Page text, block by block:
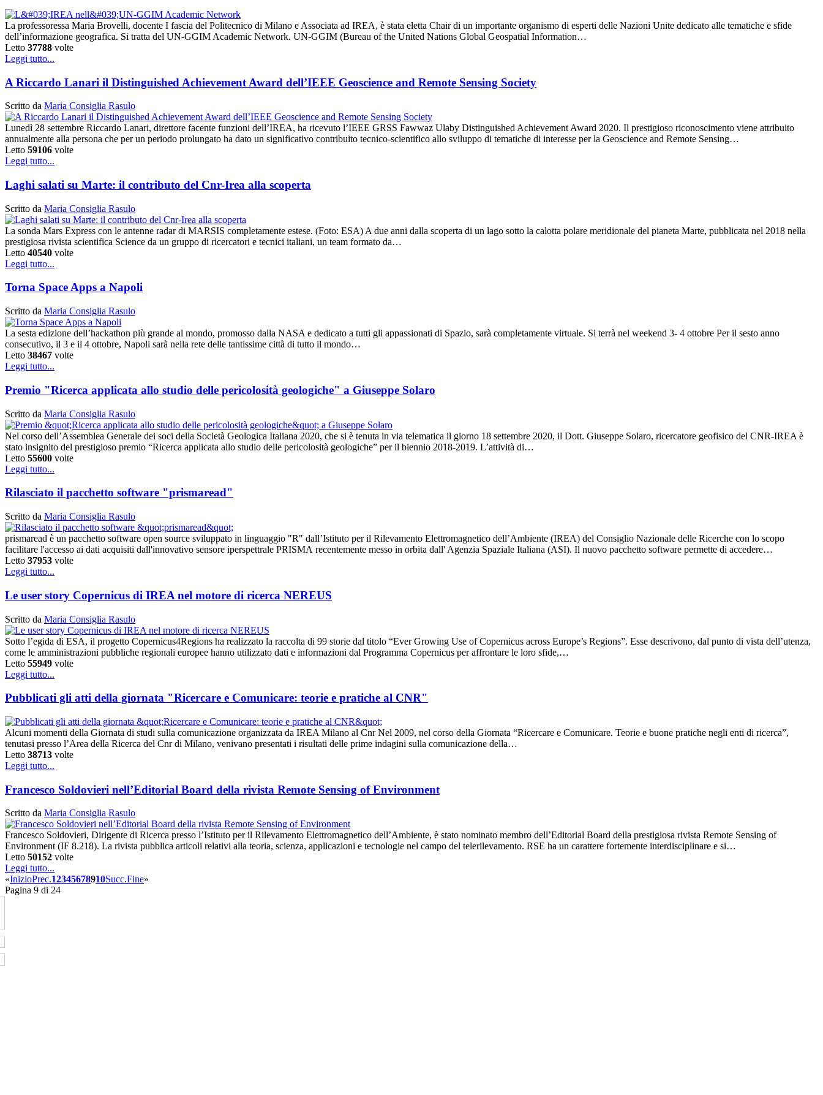
La professoressa Maria Brovelli, docente I fascia del Politecnico di Milano e Associata ad IREA, è stata eletta Chair di un importante organismo di esperti delle Nazioni Unite dedicato alle tematiche e sfide
dell’informazione geografica. Si tratta del UN-GGIM Academic Network. UN-GGIM (Bureau of the United Nations Global Geospatial Information…
Letto 37788 volte
Leggi tutto...
A Riccardo Lanari il Distinguished Achievement Award dell’IEEE Geoscience and Remote Sensing Society
Scritto da Maria Consiglia Rasulo
Lunedì 28 settembre Riccardo Lanari, direttore facente funzioni dell’IREA, ha ricevuto l’IEEE GRSS Fawwaz Ulaby Distinguished Achievement Award 2020. Il prestigioso riconoscimento viene attribuito
annualmente alla persona che per un periodo prolungato ha dato un significativo contribuito tecnico-scientifico allo sviluppo di tematiche di interesse per la Geoscience and Remote Sensing…
Letto 59106 volte
Leggi tutto...
Laghi salati su Marte: il contributo del Cnr-Irea alla scoperta
Scritto da Maria Consiglia Rasulo
La sonda Mars Express con le antenne radar di MARSIS completamente estese. (Foto: ESA) A due anni dalla scoperta di un lago sotto la calotta polare meridionale del pianeta Marte, pubblicata nel 2018 nella
prestigiosa rivista scientifica Science da un gruppo di ricercatori e tecnici italiani, un team formato da…
Letto 40540 volte
Leggi tutto...
Torna Space Apps a Napoli
Scritto da Maria Consiglia Rasulo
La sesta edizione dell’hackathon più grande al mondo, promosso dalla NASA e dedicato a tutti gli appassionati di Spazio, sarà completamente virtuale. Si terrà nel weekend 3- 4 ottobre Per il sesto anno
consecutivo, il 3 e il 4 ottobre, Napoli sarà nella rete delle tantissime città di tutto il mondo…
Letto 38467 volte
Leggi tutto...
Premio "Ricerca applicata allo studio delle pericolosità geologiche" a Giuseppe Solaro
Scritto da Maria Consiglia Rasulo
Nel corso dell’Assemblea Generale dei soci della Società Geologica Italiana 2020, che si è tenuta in via telematica il giorno 18 settembre 2020, il Dott. Giuseppe Solaro, ricercatore geofisico del CNR-IREA è
stato insignito del prestigioso premio “Ricerca applicata allo studio delle pericolosità geologiche” per il biennio 2018-2019. L’attività di…
Letto 55600 volte
Leggi tutto...
Rilasciato il pacchetto software "prismaread"
Scritto da Maria Consiglia Rasulo
prismaread è un pacchetto software open source sviluppato in linguaggio "R" dall’Istituto per il Rilevamento Elettromagnetico dell’Ambiente (IREA) del Consiglio Nazionale delle Ricerche con lo scopo
facilitare l'accesso ai dati acquisiti dall'innovativo sensore iperspettrale PRISMA recentemente messo in orbita dall' Agenzia Spaziale Italiana (ASI). Il nuovo pacchetto software permette di accedere…
Letto 37953 volte
Leggi tutto...
Le user story Copernicus di IREA nel motore di ricerca NEREUS
Scritto da Maria Consiglia Rasulo
Sotto l’egida di ESA, il progetto Copernicus4Regions ha realizzato la raccolta di 99 storie dal titolo “Ever Growing Use of Copernicus across Europe’s Regions”. Esse descrivono, dal punto di vista dell’utenza,
come le amministrazioni pubbliche regionali europee hanno utilizzato dati e informazioni dal Programma Copernicus per affrontare le loro sfide,…
Letto 55949 volte
Leggi tutto...
Pubblicati gli atti della giornata "Ricercare e Comunicare: teorie e pratiche al CNR"
Alcuni momenti della Giornata di studi sulla comunicazione organizzata da IREA Milano al Cnr Nel 2009, nel corso della Giornata “Ricercare e Comunicare. Teorie e buone pratiche negli enti di ricerca”,
tenutasi presso l’Area della Ricerca del Cnr di Milano, venivano presentati i risultati delle prime indagini sulla comunicazione della…
Letto 38713 volte
Leggi tutto...
Francesco Soldovieri nell’Editorial Board della rivista Remote Sensing of Environment
Scritto da Maria Consiglia Rasulo
Francesco Soldovieri, Dirigente di Ricerca presso l’Istituto per il Rilevamento Elettromagnetico dell’Ambiente, è stato nominato membro dell’Editorial Board della prestigiosa rivista Remote Sensing of
Environment (IF 8.218). La rivista pubblica articoli relativi alla teoria, scienza, applicazioni e tecnologie nel campo del telerilevamento. RSE ha un carattere fortemente interdisciplinare e si…
Letto 50152 volte
Leggi tutto...
«InizioPrec.12345678910Succ.Fine»
Pagina 9 di 24